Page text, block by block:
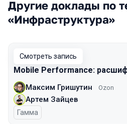
Другие доклады по
«Инфраструктура»
Смотреть запись
Mobile Performance:
Максим Гришутин Ozon
Артем Зайцев
Гамма